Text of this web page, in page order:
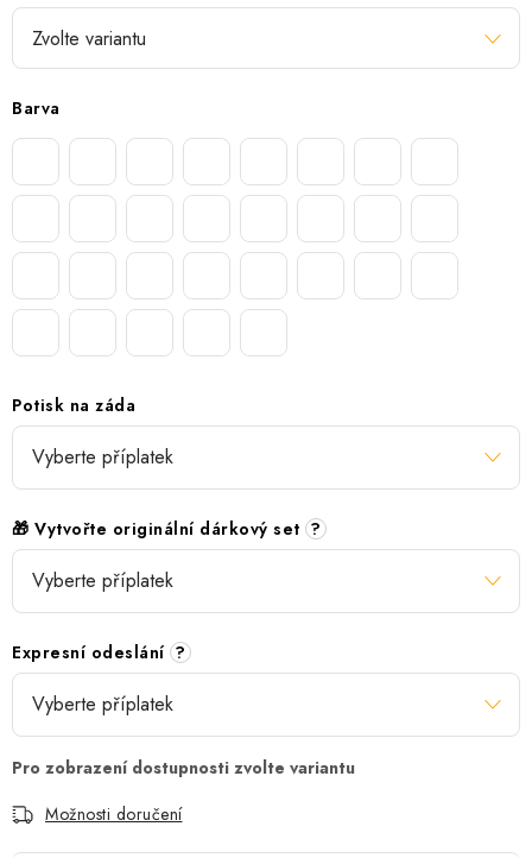
Barva
Potisk na záda
🎁 Vytvořte originální dárkový set ?
Expresní odeslání ?
Možnosti doručení